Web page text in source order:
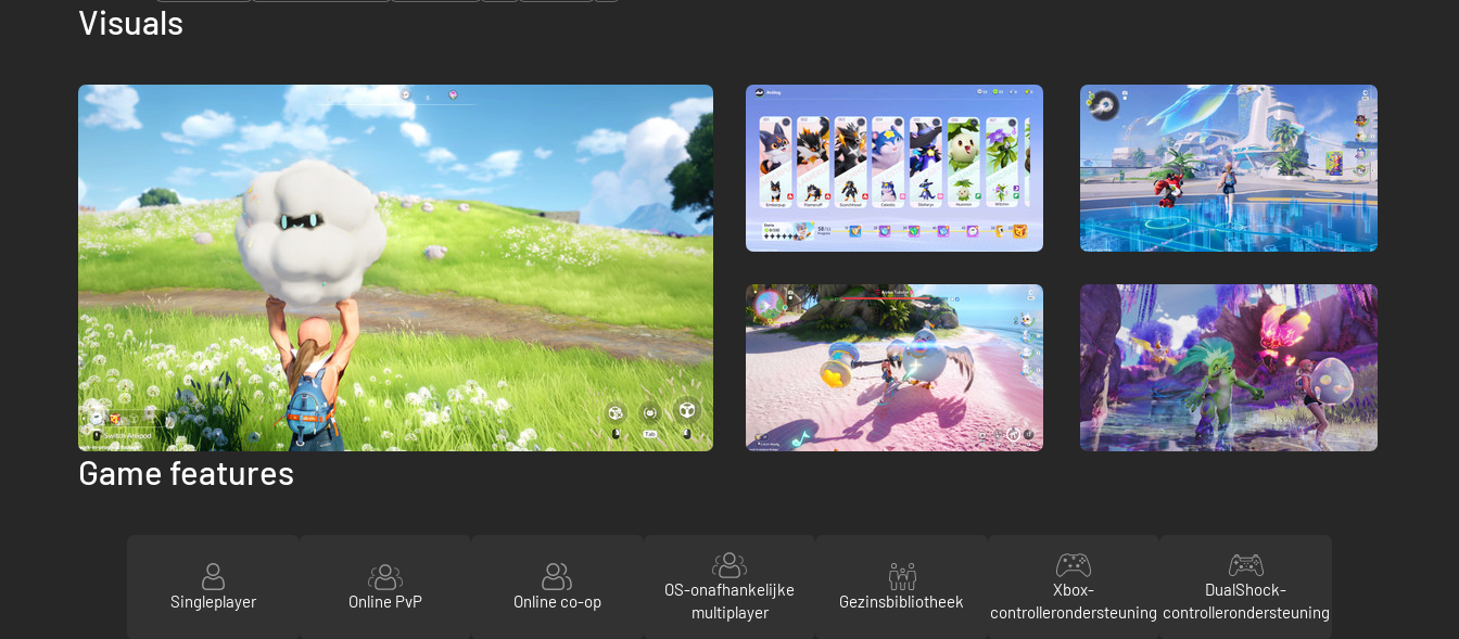
Visuals
Game features
Singleplayer Online PvP Online co-op
OS-onafhankelijke
multiplayer
Gezinsbibliotheek
Xbox-
controllerondersteuning
DualShock-
controllerondersteuning